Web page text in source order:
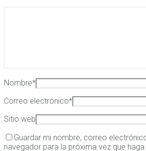
Nombre*
Correo electrónico*
Sitio web
Guardar mi nombre, correo
navegador para la próxima vez que haga